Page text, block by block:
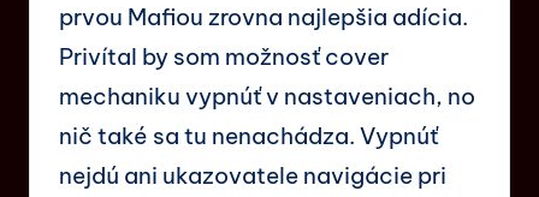
prvou Mafiou zrovna najlepšia adícia.
Privítal by som možnosť cover
mechaniku vypnúť v nastaveniach, no
nič také sa tu nenachádza. Vypnúť
nejdú ani ukazovatele navigácie pri